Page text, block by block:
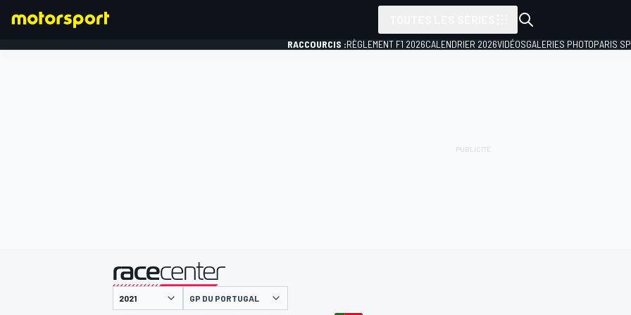
RACCOURCIS :RÈGLEMENT F1 2026CALENDRIER 2026VIDÉOSGALERIES PHOTOPARIS
présenté par
GP DU PORTUGAL